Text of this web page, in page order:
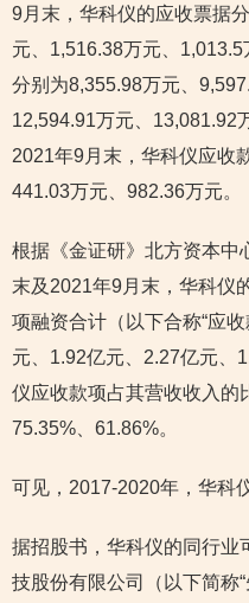
9月末，华科仪的应收票据
元、1,516.38万元、
分别为8,355.98万元、
12,594.91万元、13,081.92
2021年9月末，华科仪应收
441.03万元、982.36万元。
根据《金证研》北方资本中
末及2021年9月末，华科仪
项融资合计（以下合称“应
元、1.92亿元、2.27亿元、
仪应收款项占其营收收入的
75.35%、61.86%。
可见，2017-2020年，华科
据招股书，华科仪的同行业
技股份有限公司（以下简称